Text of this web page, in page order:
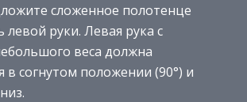
сложенное полотенце
левой руки. Левая рука с
веса должна
в согнутом положении (90°) и